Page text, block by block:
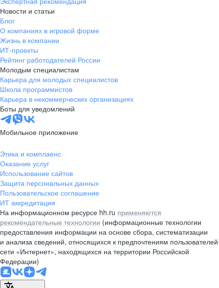
pr@dv.hh.ru
Новосибирск
ул. Большевистская, д. 35,
помещение 21
+7 383 207-94-64
pr@nsk.hh.ru
Минск
пр-т Дзержинского, д. 57,
10 этаж, помещение 45-1
pr@rabota.by
Алматы
пр. Абая, д. 151, БЦ Алатау,
12 этаж, офис 1209
+7 727 232-13-13
pr@headhunter.com.kz
Новости и статьи
Блог
О компаниях в игровой форме
Жизнь в компании
ИТ-проекты
Рейтинг работодателей России
Молодым специалистам
Карьера для молодых специалистов
Школа программистов
Карьера в некоммерческих организациях
Боты для уведомлений
Мобильное приложение
Этика и комплаенс
Оказание услуг
Использование сайтов
Защита персональных данных
Пользовательское соглашение
ИТ аккредитация
На информационном ресурсе hh.ru применяются
рекомендательные технологии (информационные технологии
предоставления информации на основе сбора, систематизации
и анализа сведений, относящихся к предпочтениям пользователей
сети «Интернет», находящихся на территории Российской
Федерации)